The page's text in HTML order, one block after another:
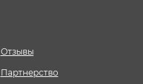
Отзывы
Партнерство